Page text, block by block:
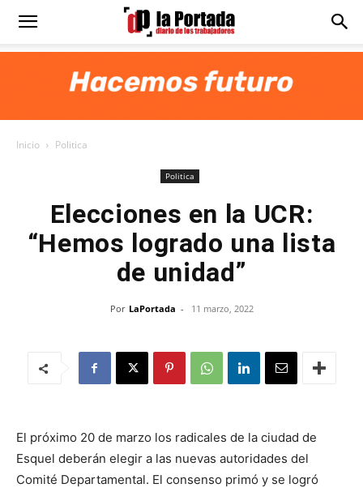
Diario
Inicio Politica
Politica
Elecciones en la UCR:
“Hemos logrado una lista
de unidad”
Por LaPortada - 11 marzo, 2022
El próximo 20 de marzo los radicales de la ciudad de
Esquel deberán elegir a las nuevas autoridades del
Comité Departamental. El consenso primó y se logró